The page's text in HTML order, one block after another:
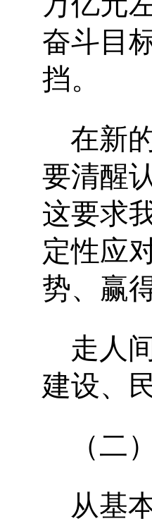
奋斗目
挡。
在新
要清醒
这要求
定性应
势、赢
走人
建设、
（二）
从基